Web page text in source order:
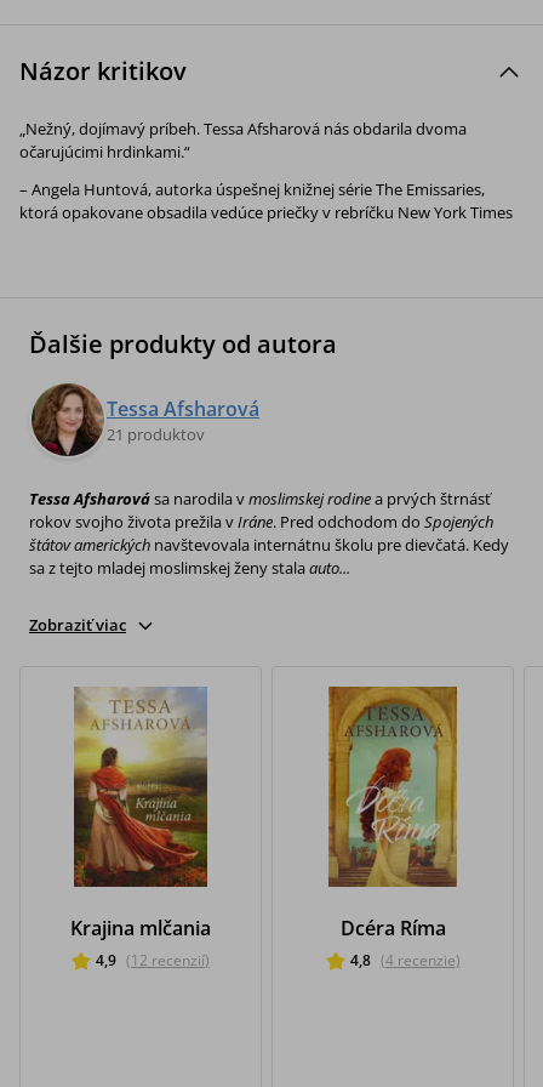
Názor kritikov
„Nežný, dojímavý príbeh. Tessa Afsharová nás obdarila dvoma
očarujúcimi hrdinkami.“
– Angela Huntová, autorka úspešnej knižnej série The Emissaries,
ktorá opakovane obsadila vedúce priečky v rebríčku New York Times
Ďalšie produkty od autora
Tessa Afsharová
21 produktov
Tessa Afsharovása narodila vmoslimskej rodinea prvých štrnásť
rokov svojho života prežila vIráne. Pred odchodom do Spojených
štátov amerických navštevovala internátnu školu pre dievčatá. Kedy
sa z tejto mladej moslimskej ženy stalaauto...
Zobraziť viac
Krajina mlčania
4,9 (12 recenzií)
Dcéra Ríma
4,8 (4 recenzie)